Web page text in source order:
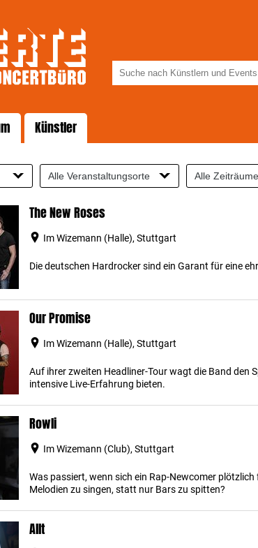
Künstler
The New Roses
Im Wizemann (Halle), Stuttgart
Die deutschen Hardrocker sind ein Garant für eine
Our Promise
Im Wizemann (Halle), Stuttgart
Auf ihrer zweiten Headliner-Tour wagt die Band den
intensive Live-Erfahrung bieten.
Rowli
Im Wizemann (Club), Stuttgart
Was passiert, wenn sich ein Rap-Newcomer
Melodien zu singen, statt nur Bars zu spitten?
Allt